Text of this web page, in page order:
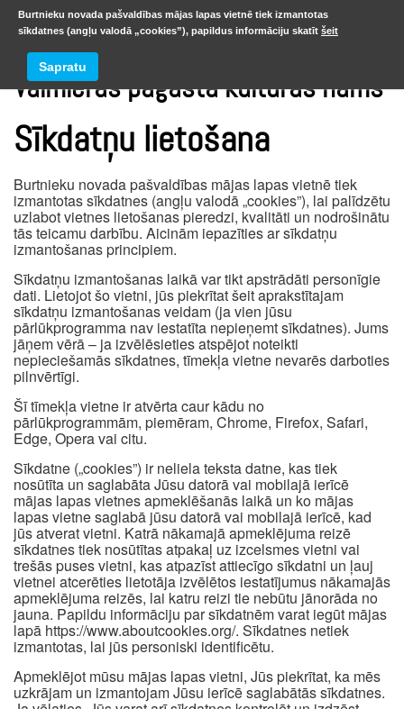
Valmieras pagasta kultūras nams
Sīkdatņu lietošana
Burtnieku novada pašvaldības mājas lapas vietnē tiek
izmantotas sīkdatnes (angļu valodā „cookies”), lai palīdzētu
uzlabot vietnes lietošanas pieredzi, kvalitāti un nodrošinātu
tās teicamu darbību. Aicinām iepazīties ar sīkdatņu
izmantošanas principiem.
Sīkdatņu izmantošanas laikā var tikt apstrādāti personīgie
dati. Lietojot šo vietni, jūs piekrītat šeit aprakstītajam
sīkdatņu izmantošanas veidam (ja vien jūsu
pārlūkprogramma nav iestatīta nepieņemt sīkdatnes). Jums
jāņem vērā – ja izvēlēsieties atspējot noteikti
nepieciešamās sīkdatnes, tīmekļa vietne nevarēs darboties
pilnvērtīgi.
Šī tīmekļa vietne ir atvērta caur kādu no
pārlūkprogrammām, piemēram, Chrome, Firefox, Safari,
Edge, Opera vai citu.
Sīkdatne („cookies”) ir neliela teksta datne, kas tiek
nosūtīta un saglabāta Jūsu datorā vai mobilajā ierīcē
mājas lapas vietnes apmeklēšanās laikā un ko mājas
lapas vietne saglabā jūsu datorā vai mobilajā ierīcē, kad
jūs atverat vietni. Katrā nākamajā apmeklējuma reizē
sīkdatnes tiek nosūtītas atpakaļ uz izcelsmes vietni vai
trešās puses vietni, kas atpazīst attiecīgo sīkdatni un ļauj
vietnei atcerēties lietotāja izvēlētos iestatījumus nākamajās
apmeklējuma reizēs, lai katru reizi tie nebūtu jānorāda no
jauna. Papildu informāciju par sīkdatnēm varat iegūt mājas
lapā https://www.aboutcookies.org/. Sīkdatnes netiek
izmantotas, lai jūs personiski identificētu.
Apmeklējot mūsu mājas lapas vietni, Jūs piekrītat, ka mēs
uzkrājam un izmantojam Jūsu ierīcē saglabātās sīkdatnes.
Burtnieku novada pašvaldības mājas lapas vietnē tiek izmantotas
sīkdatnes (angļu valodā „cookies”), papildus informāciju skatīt šeit
Sapratu